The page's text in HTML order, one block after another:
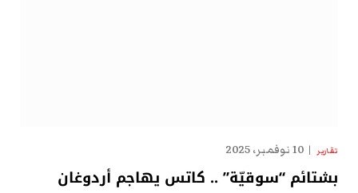
تقارير 10 نوفمبر، 2025
بشتائم “سوقيّة” .. كاتس يهاجم أردوغان